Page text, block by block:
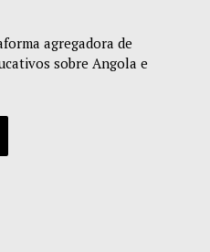
agregadora de
sobre Angola e